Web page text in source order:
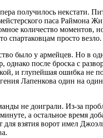
получилось некстати.
паса Раймона
количество моментов,
спартаковцам просто везло.
было у армейцев. Но в
однако после броска с
и глупейшая ошибка не
Лапенкова один на
не доиграли. Из-за
а остальное время
взятия ворот имел